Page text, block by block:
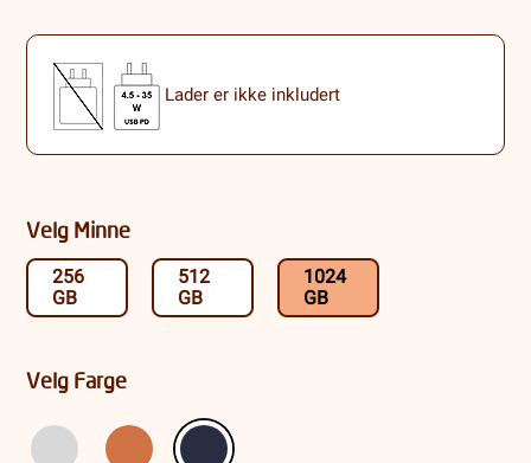
Lader er ikke inkludert
Velg Minne
256
GB
512
GB
1024
GB
Velg Farge